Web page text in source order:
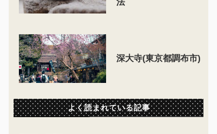
深大寺(東京都調布市)
よく読まれている記事